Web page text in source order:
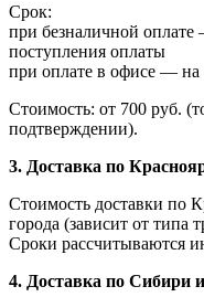
Срок:
при безналичной
поступления оплаты
при оплате в офисе —
Стоимость: от 700 руб.
подтверждении).
3. Доставка по
Стоимость доставки по
города (зависит от типа
Сроки рассчитываются
4. Доставка по Сибири